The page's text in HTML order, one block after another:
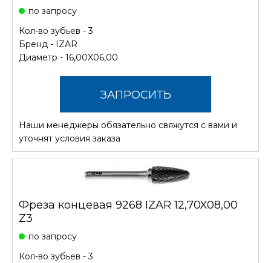
по запросу
Кол-во зубьев - 3
Бренд - IZAR
Диаметр - 16,00X06,00
ЗАПРОСИТЬ
СТОИМОСТЬ
Наши менеджеры обязательно свяжутся с вами и
уточнят условия заказа
Фреза концевая 9268 IZAR 12,70X08,00
Z3
по запросу
Кол-во зубьев - 3